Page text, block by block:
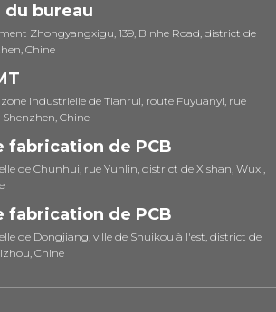
du bureau
Zhongyangxigu, 139, Binhe Road, district de
Chine
industrielle de Tianrui, route Fuyuanyi, rue
Chine
fabrication de PCB
de Chunhui, rue Yunlin, district de Xishan, Wuxi,
fabrication de PCB
de Dongjiang, ville de Shuikou à l'est, district de
Chine